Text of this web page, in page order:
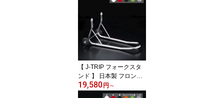
ィスプレイスタンド 展示
用スタンド トランポ積載
ガレージ 室内 保管 倒れ
ないスタンド センタース
タンド Jトリップ J・TRI
P ジェイトリップ JT-141
F18 バイク用品 公式ショ
ップ
【 J-TRIP フォークスタ
ンド 】 日本製 フロント
スタンド バイクスタンド
フロントフォーク バイク
19,580円 ～